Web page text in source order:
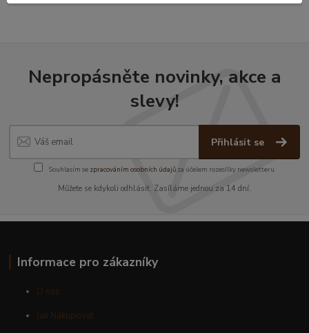
Nepropásněte novinky, akce a
slevy!
Přihlásit se
Souhlasím se zpracováním osobních údajůza účelem rozesílky newsletteru.
Můžete se kdykoli odhlásit. Zasíláme jednou za 14 dní.
Informace pro zákazníky
O nás
Jak Nakupovat